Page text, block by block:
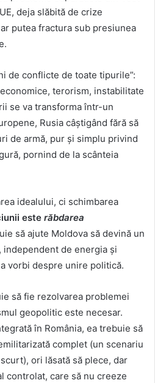
deja slăbită de crize
putea fractura sub presiunea
de conflicte de toate tipurile”:
terorism, instabilitate
se va transforma într-un
Rusia câștigând fără să
de armă, pur și simplu privind
pornind de la scânteia
idealului, ci schimbarea
este răbdarea
să ajute Moldova să devină un
de energia și
vorbi despre unire politică.
să fie rezolvarea problemei
geopolitic este necesar.
în România, ea trebuie să
complet (un scenariu
ori lăsată să plece, dar
controlat, care să nu creeze